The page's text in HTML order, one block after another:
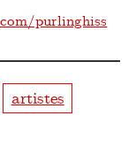
purlinghiss
artistes